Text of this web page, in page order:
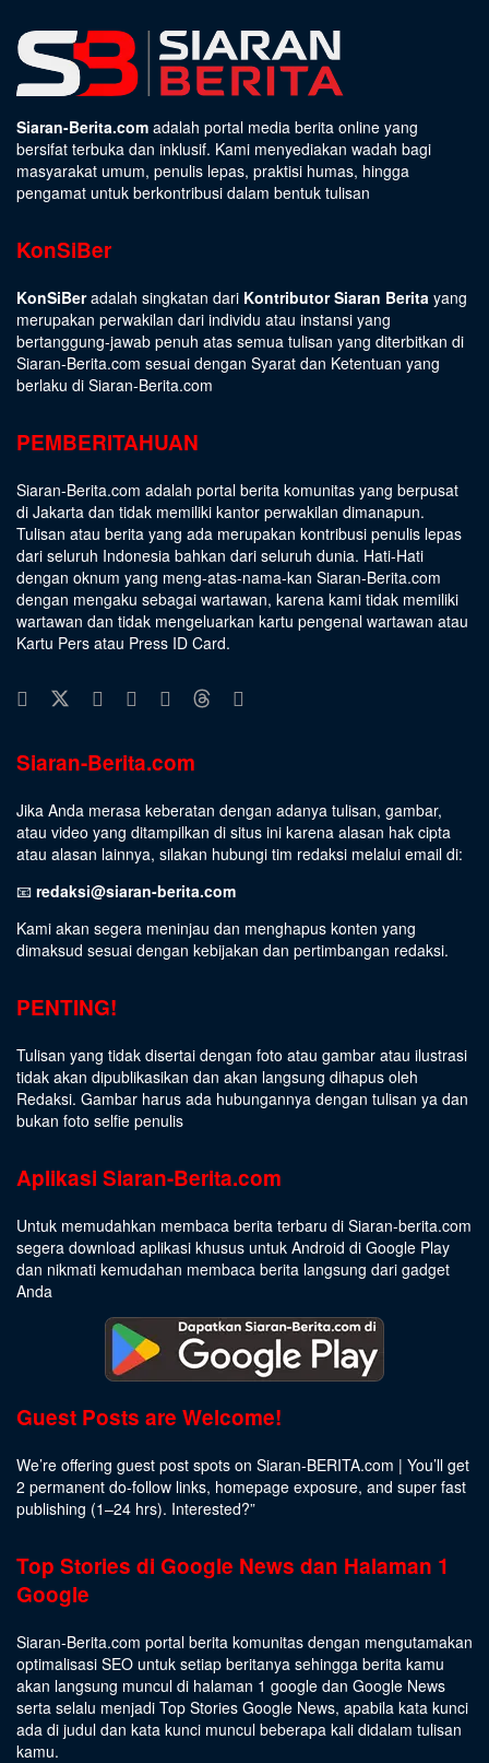
Siaran-Berita.com adalah portal media berita online yang
bersifat terbuka dan inklusif. Kami menyediakan wadah bagi
masyarakat umum, penulis lepas, praktisi humas, hingga
pengamat untuk berkontribusi dalam bentuk tulisan
KonSiBer
KonSiBeradalah singkatan dari Kontributor Siaran Berita yang
merupakan perwakilan dari individu atau instansi yang
bertanggung-jawab penuh atas semua tulisan yang diterbitkan di
Siaran-Berita.com sesuai dengan Syarat dan Ketentuan yang
berlaku di Siaran-Berita.com
PEMBERITAHUAN
Siaran-Berita.com adalah portal berita komunitas yang berpusat
di Jakarta dan tidak memiliki kantor perwakilan dimanapun.
Tulisan atau berita yang ada merupakan kontribusi penulis lepas
dari seluruh Indonesia bahkan dari seluruh dunia. Hati-Hati
dengan oknum yang meng-atas-nama-kan Siaran-Berita.com
dengan mengaku sebagai wartawan, karena kami tidak memiliki
wartawan dan tidak mengeluarkan kartu pengenal wartawan atau
Kartu Pers atau Press ID Card.
Siaran-Berita.com
Jika Anda merasa keberatan dengan adanya tulisan, gambar,
atau video yang ditampilkan di situs ini karena alasan hak cipta
atau alasan lainnya, silakan hubungi tim redaksi melalui email di:
📧 redaksi@siaran-berita.com
Kami akan segera meninjau dan menghapus konten yang
dimaksud sesuai dengan kebijakan dan pertimbangan redaksi.
PENTING!
Tulisan yang tidak disertai dengan foto atau gambar atau ilustrasi
tidak akan dipublikasikan dan akan langsung dihapus oleh
Redaksi. Gambar harus ada hubungannya dengan tulisan ya dan
bukan foto selfie penulis
Aplikasi Siaran-Berita.com
Untuk memudahkan membaca berita terbaru di Siaran-berita.com
segera download aplikasi khusus untuk Android di Google Play
dan nikmati kemudahan membaca berita langsung dari gadget
Anda
Guest Posts are Welcome!
We’re offering guest post spots on Siaran-BERITA.com | You’ll get
2 permanent do-follow links, homepage exposure, and super fast
publishing (1–24 hrs). Interested?”
Top Stories di Google News dan Halaman 1
Google
Siaran-Berita.com portal berita komunitas dengan mengutamakan
optimalisasi SEO untuk setiap beritanya sehingga berita kamu
akan langsung muncul di halaman 1 google dan Google News
serta selalu menjadi Top Stories Google News, apabila kata kunci
ada di judul dan kata kunci muncul beberapa kali didalam tulisan
kamu.